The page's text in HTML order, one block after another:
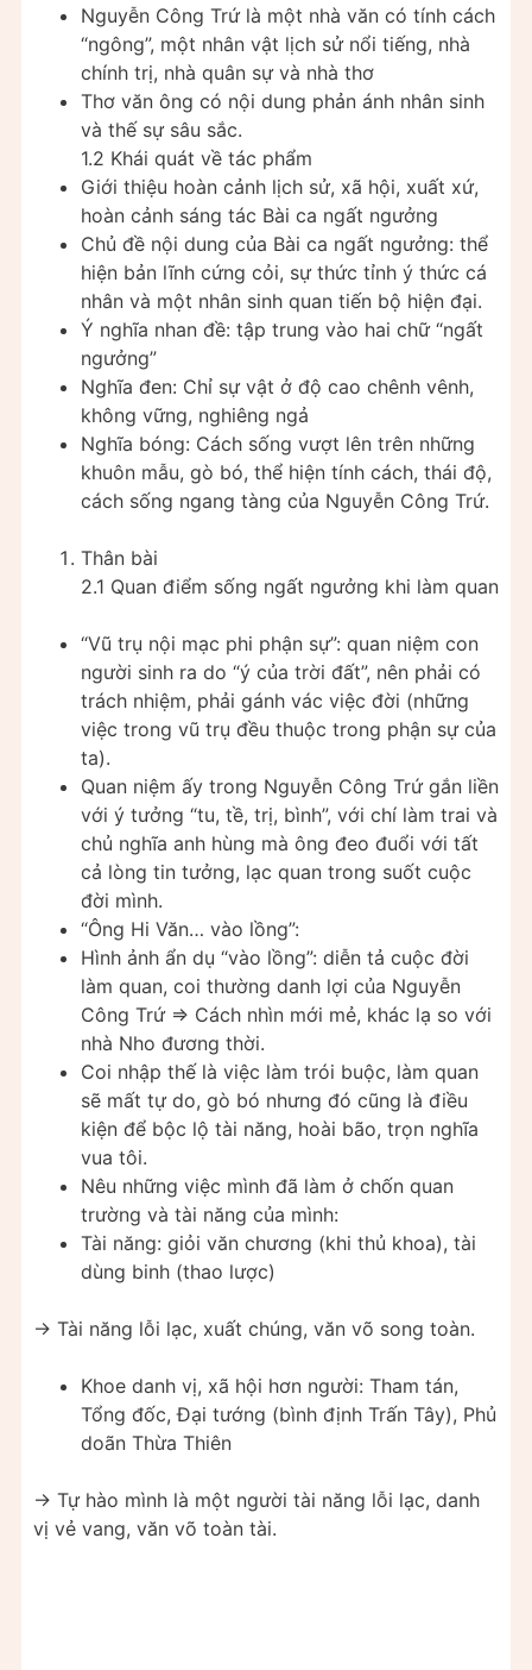
Nguyễn Công Trứ là một nhà văn có tính cách
“ngông”, một nhân vật lịch sử nổi tiếng, nhà
chính trị, nhà quân sự và nhà thơ
Thơ văn ông có nội dung phản ánh nhân sinh
và thế sự sâu sắc.
1.2 Khái quát về tác phẩm
Giới thiệu hoàn cảnh lịch sử, xã hội, xuất xứ,
hoàn cảnh sáng tác Bài ca ngất ngưởng
Chủ đề nội dung của Bài ca ngất ngưởng: thể
hiện bản lĩnh cứng cỏi, sự thức tỉnh ý thức cá
nhân và một nhân sinh quan tiến bộ hiện đại.
Ý nghĩa nhan đề: tập trung vào hai chữ “ngất
ngưởng”
Nghĩa đen: Chỉ sự vật ở độ cao chênh vênh,
không vững, nghiêng ngả
Nghĩa bóng: Cách sống vượt lên trên những
khuôn mẫu, gò bó, thể hiện tính cách, thái độ,
cách sống ngang tàng của Nguyễn Công Trứ.
Thân bài
2.1 Quan điểm sống ngất ngưởng khi làm quan
“Vũ trụ nội mạc phi phận sự”: quan niệm con
người sinh ra do “ý của trời đất”, nên phải có
trách nhiệm, phải gánh vác việc đời (những
việc trong vũ trụ đều thuộc trong phận sự của
ta).
Quan niệm ấy trong Nguyễn Công Trứ gắn liền
với ý tưởng “tu, tề, trị, bình”, với chí làm trai và
chủ nghĩa anh hùng mà ông đeo đuổi với tất
cả lòng tin tưởng, lạc quan trong suốt cuộc
đời mình.
“Ông Hi Văn… vào lồng”:
Hình ảnh ẩn dụ “vào lồng”: diễn tả cuộc đời
làm quan, coi thường danh lợi của Nguyễn
Công Trứ => Cách nhìn mới mẻ, khác lạ so với
nhà Nho đương thời.
Coi nhập thế là việc làm trói buộc, làm quan
sẽ mất tự do, gò bó nhưng đó cũng là điều
kiện để bộc lộ tài năng, hoài bão, trọn nghĩa
vua tôi.
Nêu những việc mình đã làm ở chốn quan
trường và tài năng của mình:
Tài năng: giỏi văn chương (khi thủ khoa), tài
dùng binh (thao lược)
-> Tài năng lỗi lạc, xuất chúng, văn võ song toàn.
Khoe danh vị, xã hội hơn người: Tham tán,
Tổng đốc, Đại tướng (bình định Trấn Tây), Phủ
doãn Thừa Thiên
-> Tự hào mình là một người tài năng lỗi lạc, danh
vị vẻ vang, văn võ toàn tài.